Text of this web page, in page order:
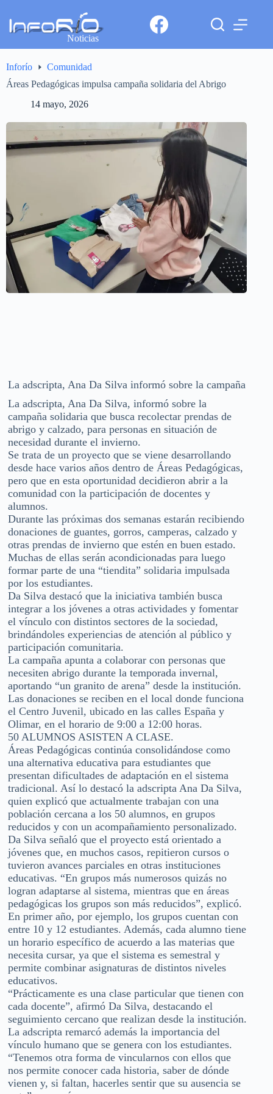
Noticias
Inforío
Comunidad
Áreas Pedagógicas impulsa campaña solidaria del Abrigo
14 mayo, 2026
La adscripta, Ana Da Silva informó sobre la campaña
La adscripta, Ana Da Silva, informó sobre la
campaña solidaria que busca recolectar prendas de
abrigo y calzado, para personas en situación de
necesidad durante el invierno.
Se trata de un proyecto que se viene desarrollando
desde hace varios años dentro de Áreas Pedagógicas,
pero que en esta oportunidad decidieron abrir a la
comunidad con la participación de docentes y
alumnos.
Durante las próximas dos semanas estarán recibiendo
donaciones de guantes, gorros, camperas, calzado y
otras prendas de invierno que estén en buen estado.
Muchas de ellas serán acondicionadas para luego
formar parte de una “tiendita” solidaria impulsada
por los estudiantes.
Da Silva destacó que la iniciativa también busca
integrar a los jóvenes a otras actividades y fomentar
el vínculo con distintos sectores de la sociedad,
brindándoles experiencias de atención al público y
participación comunitaria.
La campaña apunta a colaborar con personas que
necesiten abrigo durante la temporada invernal,
aportando “un granito de arena” desde la institución.
Las donaciones se reciben en el local donde funciona
el Centro Juvenil, ubicado en las calles España y
Olimar, en el horario de 9:00 a 12:00 horas.
50 ALUMNOS ASISTEN A CLASE.
Áreas Pedagógicas continúa consolidándose como
una alternativa educativa para estudiantes que
presentan dificultades de adaptación en el sistema
tradicional. Así lo destacó la adscripta Ana Da Silva,
quien explicó que actualmente trabajan con una
población cercana a los 50 alumnos, en grupos
reducidos y con un acompañamiento personalizado.
Da Silva señaló que el proyecto está orientado a
jóvenes que, en muchos casos, repitieron cursos o
tuvieron avances parciales en otras instituciones
educativas. “En grupos más numerosos quizás no
logran adaptarse al sistema, mientras que en áreas
pedagógicas los grupos son más reducidos”, explicó.
En primer año, por ejemplo, los grupos cuentan con
entre 10 y 12 estudiantes. Además, cada alumno tiene
un horario específico de acuerdo a las materias que
necesita cursar, ya que el sistema es semestral y
permite combinar asignaturas de distintos niveles
educativos.
“Prácticamente es una clase particular que tienen con
cada docente”, afirmó Da Silva, destacando el
seguimiento cercano que realizan desde la institución.
La adscripta remarcó además la importancia del
vínculo humano que se genera con los estudiantes.
“Tenemos otra forma de vincularnos con ellos que
nos permite conocer cada historia, saber de dónde
vienen y, si faltan, hacerles sentir que su ausencia se